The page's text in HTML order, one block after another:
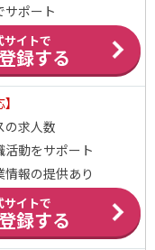
サポート
サイトで
録する
の求人数
活動をサポート
情報の提供あり
サイトで
録する